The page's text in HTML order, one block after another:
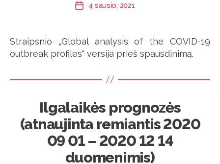
Įrašo4 sausio, 2021
Straipsnio „Global analysis of the COVID-19
outbreak profiles“ versija prieš spausdinimą.
Ilgalaikės prognozės
(atnaujinta remiantis 2020
09 01 – 2020 12 14
duomenimis)